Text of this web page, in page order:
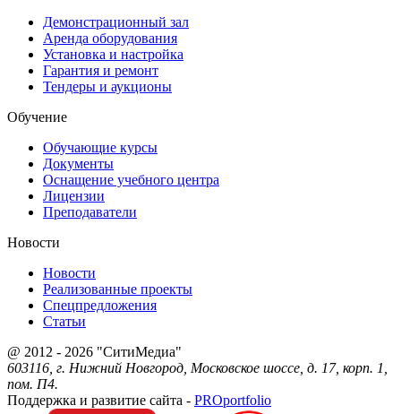
Демонстрационный зал
Аренда оборудования
Установка и настройка
Гарантия и ремонт
Тендеры и аукционы
Обучение
Обучающие курсы
Документы
Оснащение учебного центра
Лицензии
Преподаватели
Новости
Новости
Реализованные проекты
Спецпредложения
Статьи
@ 2012 - 2026 "СитиМедиа"
603116, г. Нижний Новгород, Московское шоссе, д. 17, корп. 1,
пом. П4.
Поддержка и развитие сайта - PROportfolio